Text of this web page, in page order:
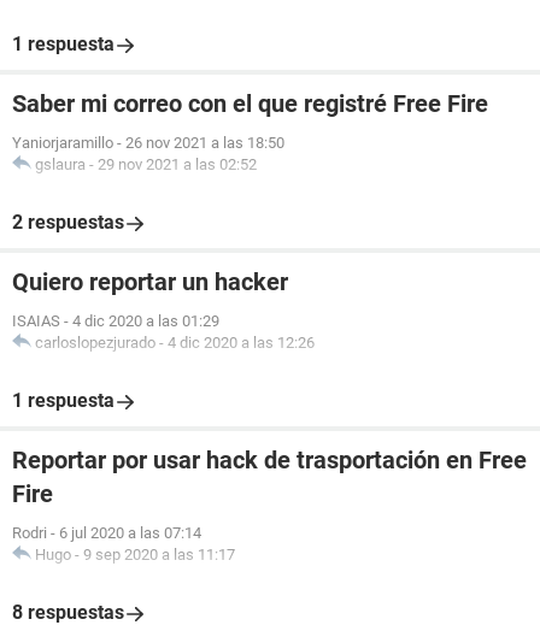
1 respuesta
Saber mi correo con el que registré Free Fire
Yaniorjaramillo - 26 nov 2021 a las 18:50
gslaura - 29 nov 2021 a las 02:52
2 respuestas
Quiero reportar un hacker
ISAIAS - 4 dic 2020 a las 01:29
carloslopezjurado - 4 dic 2020 a las 12:26
1 respuesta
Reportar por usar hack de trasportación en Free
Fire
Rodri - 6 jul 2020 a las 07:14
Hugo - 9 sep 2020 a las 11:17
8 respuestas